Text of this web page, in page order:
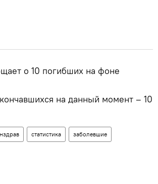
о 10 погибших на фоне
на данный момент – 10
статистика заболевшие